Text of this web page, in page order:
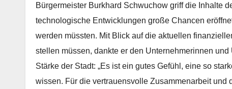
Bürgermeister Burkhard Schwuchow griff die Inhalte
technologische Entwicklungen große Chancen
werden müssten. Mit Blick auf die aktuellen
stellen müssen, dankte er den Unternehmerinnen
Stärke der Stadt: „Es ist ein gutes Gefühl, eine so
wissen. Für die vertrauensvolle Zusammenarbeit